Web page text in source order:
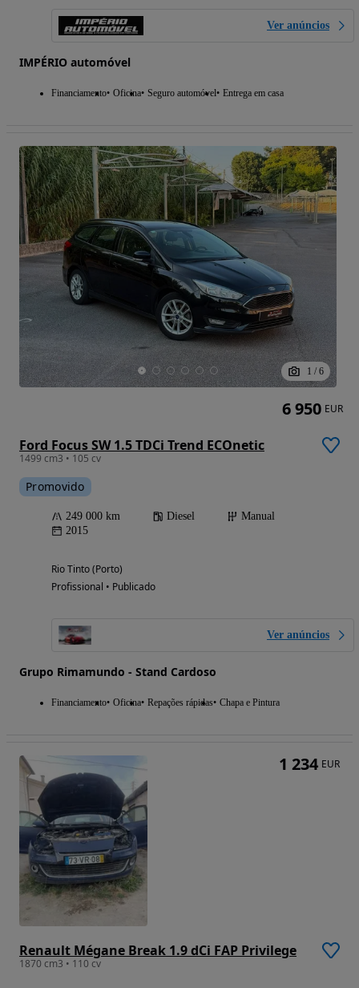
Ver anúncios
IMPÉRIO automóvel
Financiamento Oficina Seguro automóvel Entrega em casa
1 / 6
Ford Focus SW 1.5 TDCi Trend ECOnetic
1499 cm3 • 105 cv
Promovido
249 000 km Diesel
Manual
2015
Rio Tinto (Porto)
Profissional • Publicado
Ver anúncios
Grupo Rimamundo - Stand Cardoso
Financiamento Oficina Repações rápidas Chapa e Pintura
6 950 EUR
Renault Mégane Break 1.9 dCi FAP Privilege
1870 cm3 • 110 cv
1 234 EUR